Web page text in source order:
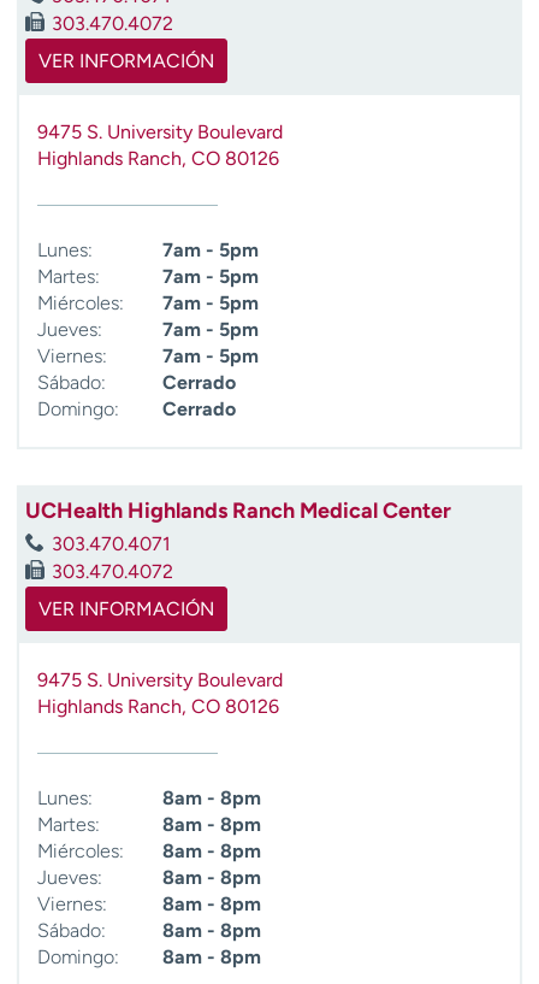
303.470.4072
VER INFORMACIÓN
9475 S. University Boulevard
Highlands Ranch, CO 80126
Lunes:
7am - 5pm
Martes:
7am - 5pm
Miércoles:
7am - 5pm
Jueves:
7am - 5pm
Viernes:
7am - 5pm
Sábado:
Cerrado
Domingo:
Cerrado
UCHealth Highlands Ranch Medical Center
303.470.4071
303.470.4072
VER INFORMACIÓN
9475 S. University Boulevard
Highlands Ranch, CO 80126
Lunes:
8am - 8pm
Martes:
8am - 8pm
Miércoles:
8am - 8pm
Jueves:
8am - 8pm
Viernes:
8am - 8pm
Sábado:
8am - 8pm
Domingo:
8am - 8pm